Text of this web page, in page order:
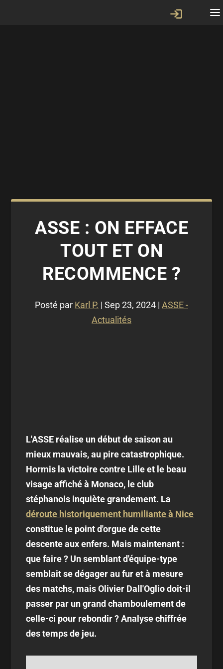
ASSE : ON EFFACE
TOUT ET ON
RECOMMENCE ?
Posté par Karl P. | Sep 23, 2024 | ASSE -
Actualités
L'ASSE réalise un début de saison au
mieux mauvais, au pire catastrophique.
Hormis la victoire contre Lille et le beau
visage affiché à Monaco, le club
stéphanois inquiète grandement. La
déroute historiquement humiliante à Nice
constitue le point d'orgue de cette
descente aux enfers. Mais maintenant :
que faire ? Un semblant d'équipe-type
semblait se dégager au fur et à mesure
des matchs, mais Olivier Dall'Oglio doit-il
passer par un grand chamboulement de
celle-ci pour rebondir ? Analyse chiffrée
des temps de jeu.